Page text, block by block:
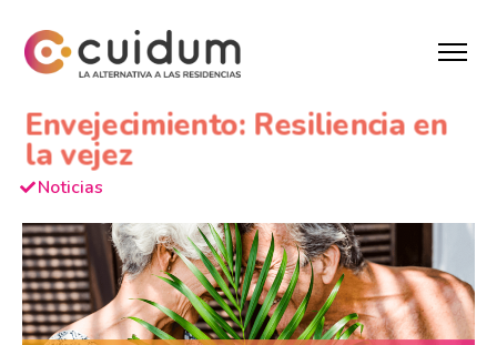
Envejecimiento: Resiliencia en
la vejez
Noticias